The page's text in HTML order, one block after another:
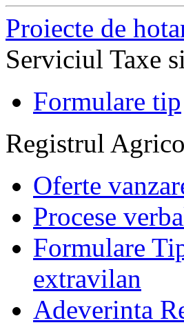
Proiecte de
Serviciul Taxe
Formulare tip
Registrul
Oferte
Procese
Formulare
extravilan
Adeverinta